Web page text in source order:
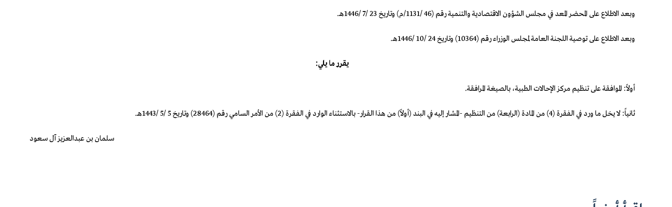
وبعد الاطلاع على المحضر المعد في مجلس الشؤون الاقتصادية والتنمية رقم (46 /1131/م) وتاريخ 23 /7 /1446هـ.
وبعد الاطلاع على توصية اللجنة العامة لمجلس الوزراء رقم (10364) وتاريخ 24 /10 /1446هـ.
يقرر ما يلي:
أولاً: الموافقة على تنظيم مركز الإحالات الطبية، بالصيغة المرافقة.
ثانياً: لا يخل ما ورد في الفقرة (4) من المادة (الرابعة) من التنظيم -المشار إليه في البند (أولاً) من هذا القرار- بالاستثناء الوارد في الفقرة (2) من الأمر السامي رقم (28464) وتاريخ 5 /5 /1443هـ.
سلمان بن عبدالعزيز آل سعود